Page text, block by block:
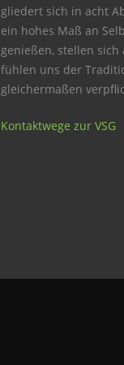
gliedert sich in acht
ein hohes Maß an
genießen, stellen
fühlen uns der
gleichermaßen
Kontaktwege zur VSG